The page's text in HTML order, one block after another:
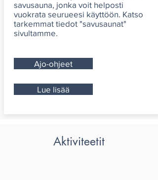
savusauna, jonka voit helposti
vuokrata seurueesi käyttöön. Katso
tarkemmat tiedot "savusaunat"
sivultamme.
Ajo-ohjeet
Lue lisää
Aktiviteetit